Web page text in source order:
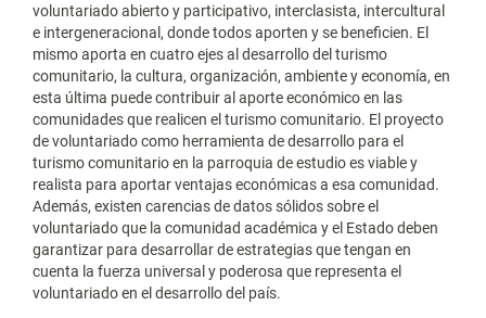
voluntariado abierto y participativo, interclasista, intercultural
e intergeneracional, donde todos aporten y se beneficien. El
mismo aporta en cuatro ejes al desarrollo del turismo
comunitario, la cultura, organización, ambiente y economía, en
esta última puede contribuir al aporte económico en las
comunidades que realicen el turismo comunitario. El proyecto
de voluntariado como herramienta de desarrollo para el
turismo comunitario en la parroquia de estudio es viable y
realista para aportar ventajas económicas a esa comunidad.
Además, existen carencias de datos sólidos sobre el
voluntariado que la comunidad académica y el Estado deben
garantizar para desarrollar de estrategias que tengan en
cuenta la fuerza universal y poderosa que representa el
voluntariado en el desarrollo del país.